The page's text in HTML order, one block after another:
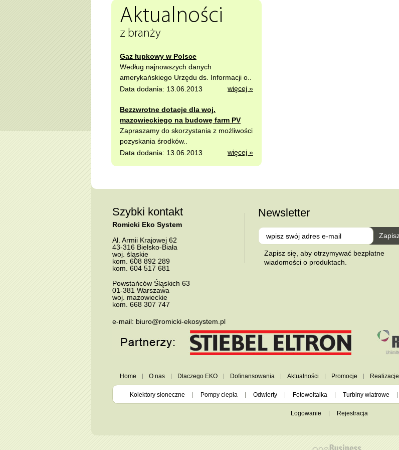
Aktualności
z branży
Gaz łupkowy w Polsce
Według najnowszych danych
amerykańskiego Urzędu ds. Informacji o..
Data dodania: 13.06.2013
więcej »
Bezzwrotne dotacje dla woj.
mazowieckiego na budowę farm PV
Zapraszamy do skorzystania z możliwości
pozyskania środków..
Data dodania: 13.06.2013
więcej »
Szybki kontakt
Romicki Eko System
Al. Armii Krajowej 62
43-316 Bielsko-Biała
woj. śląskie
kom. 608 892 289
kom. 604 517 681
Powstańców Śląskich 63
01-381 Warszawa
woj. mazowieckie
kom. 668 307 747
e-mail: biuro@romicki-ekosystem.pl
Newsletter
Zapisz się, aby otrzymywać bezpłatne
wiadomości o produktach.
Home O nas Dlaczego EKO Dofinansowania Aktualności Promocje Realizacje
Kolektory słoneczne Pompy ciepła Odwierty Fotowoltaika Turbiny wiatrowe
Logowanie Rejestracja